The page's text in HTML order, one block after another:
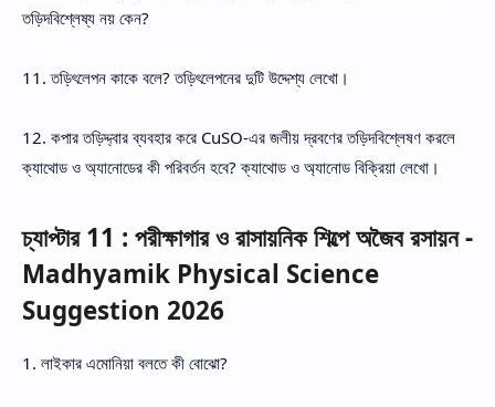
তড়িদবিশ্লেষ্য নয় কেন?
11. তড়িৎলেপন কাকে বলে? তড়িৎলেপনের দুটি উদ্দেশ্য লেখো।
12. কপার তড়িদ্দ্বার ব্যবহার করে CuSO-এর জলীয় দ্রবণের তড়িদবিশ্লেষণ করলে
ক্যাথোড ও অ্যানোডের কী পরিবর্তন হবে? ক্যাথোড ও অ্যানোড বিক্রিয়া লেখো।
চ্যাপ্টার 11 : পরীক্ষাগার ও রাসায়নিক শিল্পে অজৈব রসায়ন -
Madhyamik Physical Science
Suggestion 2026
1. লাইকার এমোনিয়া বলতে কী বোঝো?